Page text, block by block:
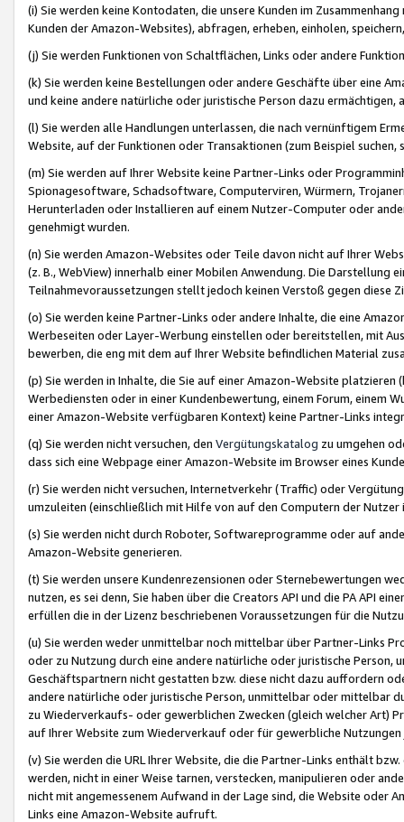
(i) Sie werden keine Kontodaten, die unsere Kunden im
Kunden der Amazon-Websites), abfragen, erheben, einholen,
(j) Sie werden Funktionen von Schaltflächen, Links oder andere
(k) Sie werden keine Bestellungen oder andere Geschäfte über eine
und keine andere natürliche oder juristische Person dazu
(l) Sie werden alle Handlungen unterlassen, die nach vernünftigem
Website, auf der Funktionen oder Transaktionen (zum Beispiel
(m) Sie werden auf Ihrer Website keine Partner-Links oder
Spionagesoftware, Schadsoftware, Computerviren, Würmern,
Herunterladen oder Installieren auf einem Nutzer-Computer oder
genehmigt wurden.
(n) Sie werden Amazon-Websites oder Teile davon nicht auf Ihrer
(z. B., WebView) innerhalb einer Mobilen Anwendung. Die Darstellung
Teilnahmevoraussetzungen stellt jedoch keinen Verstoß gegen diese
(o) Sie werden keine Partner-Links oder andere Inhalte, die eine
Werbeseiten oder Layer-Werbung einstellen oder bereitstellen, mit
bewerben, die eng mit dem auf Ihrer Website befindlichen Material
(p) Sie werden in Inhalte, die Sie auf einer Amazon-Website
Werbediensten oder in einer Kundenbewertung, einem Forum, einem
einer Amazon-Website verfügbaren Kontext) keine Partner-Links
(q) Sie werden nicht versuchen, den Vergütungskatalog zu umgehen
dass sich eine Webpage einer Amazon-Website im Browser eines
(r) Sie werden nicht versuchen, Internetverkehr (Traffic) oder
umzuleiten (einschließlich mit Hilfe von auf den Computern der
(s) Sie werden nicht durch Roboter, Softwareprogramme oder auf
Amazon-Website generieren.
(t) Sie werden unsere Kundenrezensionen oder Sternebewertungen
nutzen, es sei denn, Sie haben über die Creators API und die PA API
erfüllen die in der Lizenz beschriebenen Voraussetzungen für die
(u) Sie werden weder unmittelbar noch mittelbar über Partner-Links
oder zu Nutzung durch eine andere natürliche oder juristische
Geschäftspartnern nicht gestatten bzw. diese nicht dazu auffordern
andere natürliche oder juristische Person, unmittelbar oder mittelbar
zu Wiederverkaufs- oder gewerblichen Zwecken (gleich welcher Art)
auf Ihrer Website zum Wiederverkauf oder für gewerbliche
(v) Sie werden die URL Ihrer Website, die die Partner-Links enthält
werden, nicht in einer Weise tarnen, verstecken, manipulieren oder
nicht mit angemessenem Aufwand in der Lage sind, die Website oder
Links eine Amazon-Website aufruft.